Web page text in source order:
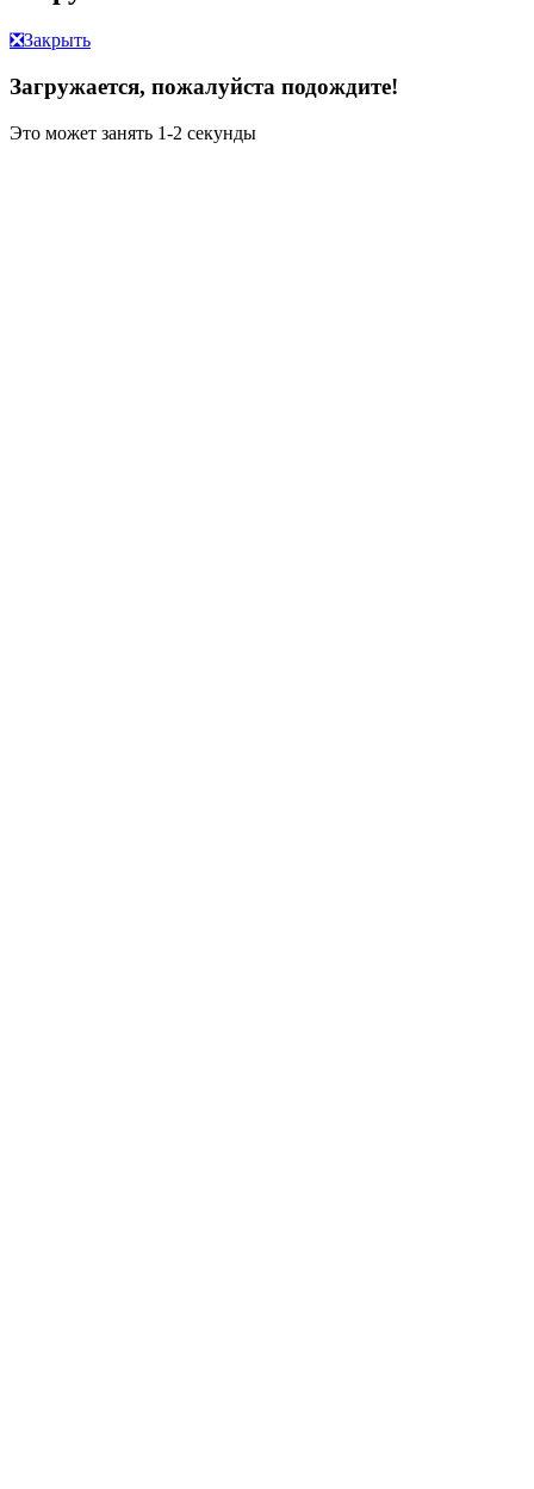
❎Закрыть
Загружается, пожалуйста подождите!
Это может занять 1-2 секунды